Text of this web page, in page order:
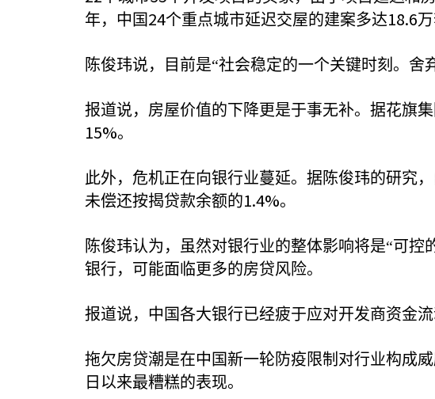
年，中国 24个重点城市延迟交屋的建案多达18.6
陈俊玮说，目前是“社会稳定的一个关键时刻。舍
报道说，房屋价值的下降更是于事无补。据花旗集
15%。
此外，危机正在向银行业蔓延。据陈俊玮的研究
未偿还按揭贷款余额的1.4%。
陈俊玮认为，虽然对银行业的整体影响将是“可
银行，可能面临更多的房贷风险。
报道说，中国各大银行已经疲于应对开发商资金
拖欠房贷潮是在中国新一轮防疫限制对行业构成
日以来最糟糕的表现。